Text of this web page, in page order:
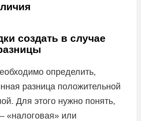
создать в случае
определить,
разница положительной
Для этого нужно понять,
«налоговая» или